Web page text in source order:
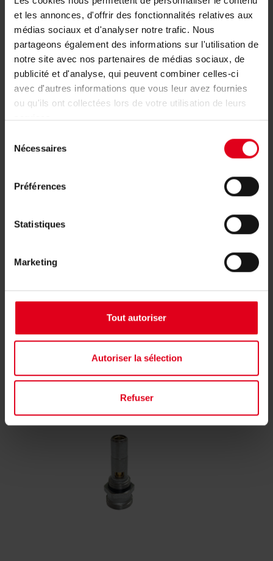
et les annonces, d'offrir des fonctionnalités relatives aux
médias sociaux et d'analyser notre trafic. Nous
partageons également des informations sur l'utilisation de
notre site avec nos partenaires de médias sociaux, de
publicité et d'analyse, qui peuvent combiner celles-ci
avec d'autres informations que vous leur avez fournies
ou qu'ils ont collectées lors de votre utilisation de leurs
services.
Nécessaires
Préférences
Statistiques
Marketing
Tout autoriser
Autoriser la sélection
Refuser
P12HDBX002 3/8" - 1/2"
Hulp nodig met het artikel P12HDB?
Voor meer informatie kunt u contact opnemen
met de groothandel of de vertegenwoordiger
van uw regio.
Uw vertegenwoordiger vinden
Verwante producten